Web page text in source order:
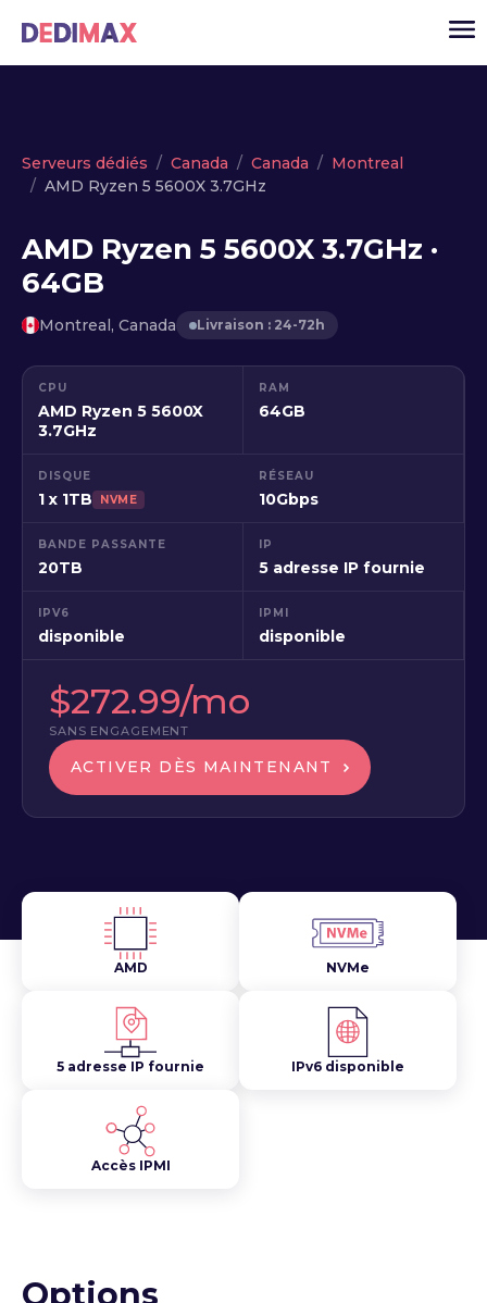
Cloud serveur
Serveurs dédiés
API
Actualité
Serveurs dédiés Canada Canada
Montreal
AMD Ryzen 5 5600X 3.7GHz
AMD Ryzen 5 5600X 3.7GHz ·
64GB
Montreal, Canada Livraison : 24-72h
CPU
AMD Ryzen 5 5600X
3.7GHz
RAM
64GB
DISQUE
1 x 1TB NVME
RÉSEAU
10Gbps
BANDE PASSANTE
20TB
IP
5 adresse IP fournie
IPV6
disponible
IPMI
disponible
$272.99/mo
SANS ENGAGEMENT
ACTIVER DÈS MAINTENANT
AMD NVMe
5 adresse IP fournie IPv6 disponible
Accès IPMI
Options